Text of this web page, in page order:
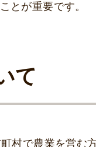
とが重要です。
て
村で農業を営む